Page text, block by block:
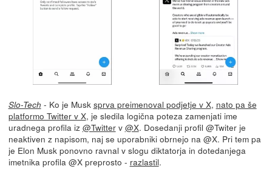
Slo-Tech - Ko je Musk sprva preimenoval podjetje v X, nato pa še
platformo Twitter v X, je sledila logična poteza zamenjati ime
uradnega profila iz @Twitterv @X. Dosedanji profil @Twiter je
neaktiven z napisom, naj se uporabniki obrnejo na @X. Pri tem pa
je Elon Musk ponovno ravnal v slogu diktatorja in dotedanjega
imetnika profila @X preprosto - razlastil.